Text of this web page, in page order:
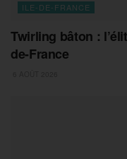
ILE-DE-FRANCE
Twirling bâton :
de-France